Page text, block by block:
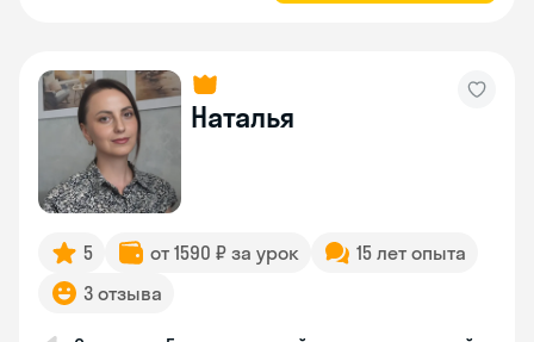
Наталья
5 от 1590 ₽ за урок
15 лет опыта
3 отзыва